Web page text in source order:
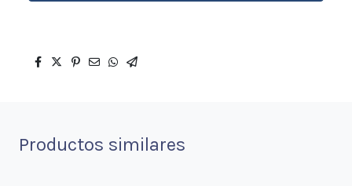
Productos similares